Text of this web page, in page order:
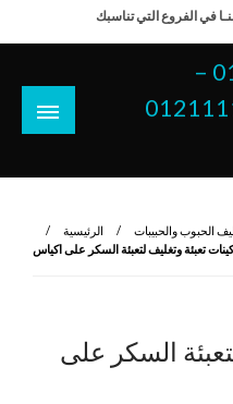
في الفروع التي تناسبك
الات تغليف 01211116954 –
الرئيسية
الحبوب والحبيبات
تعبئة وتغليف لتعبئة السكر على اكياس
السكر على